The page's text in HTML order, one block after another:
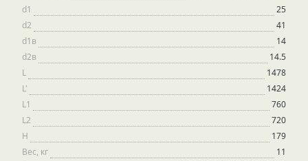
d1
25
d2
41
d1в
14
d2в
14.5
L
1478
L'
1424
L1
760
L2
720
H
179
Вес, кг
11